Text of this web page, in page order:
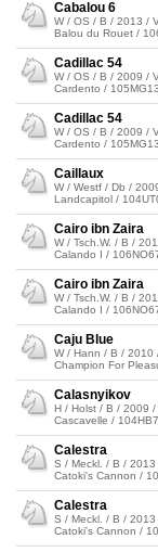
Cabalou 6
W / OS / B / 2013 /
Balou du Rouet /
Cadillac 54
W / OS / B / 2009 /
Cardento / 105MG13
Cadillac 54
W / OS / B / 2009 /
Cardento / 105MG13
Caillaux
W / Westf / Db /
Landcapitol /
Cairo ibn Zaira
W / Tsch.W. / B /
Calando I /
Cairo ibn Zaira
W / Tsch.W. / B /
Calando I /
Caju Blue
W / Hann / B / 2010
Champion For
Calasnyikov
H / Holst / B / 2009 /
Cascavelle /
Calestra
S / Meckl. / B /
Catoki's Cannon /
Calestra
S / Meckl. / B /
Catoki's Cannon /